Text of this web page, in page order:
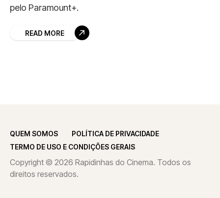
pelo Paramount+.
READ MORE
QUEM SOMOS
POLÍTICA DE PRIVACIDADE
TERMO DE USO E CONDIÇÕES GERAIS
Copyright © 2026 Rapidinhas do Cinema. Todos os
direitos reservados.